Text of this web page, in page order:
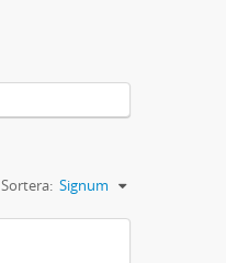
Sortera: Signum